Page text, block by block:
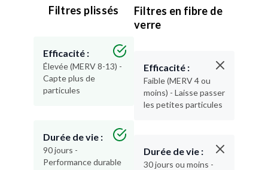
Filtres plissés
Efficacité :
Élevée (MERV 8-13) -
Capte plus de
particules
Durée de vie :
90 jours -
Performance durable
Filtres en fibre de
verre
Efficacité :
Faible (MERV 4 ou
moins) - Laisse passer
les petites particules
Durée de vie :
30 jours ou moins -